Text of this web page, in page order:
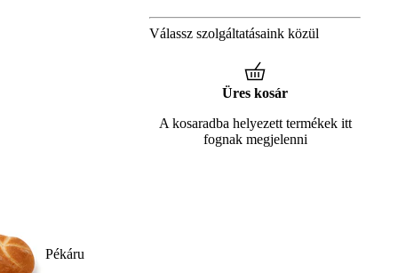
Pékáru
Válassz szolgáltatásaink közül
Üres kosár
A kosaradba helyezett termékek itt
fognak megjelenni